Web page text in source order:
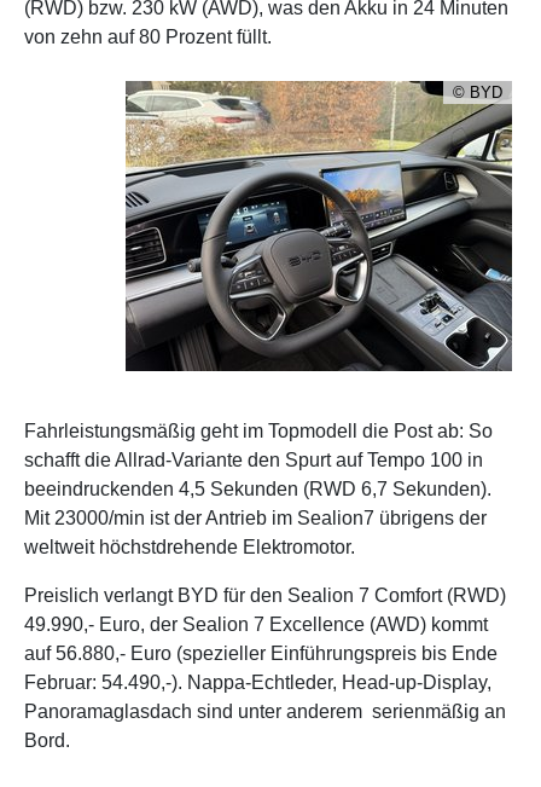
(RWD) bzw. 230 kW (AWD), was den Akku in 24 Minuten
von zehn auf 80 Prozent füllt.
© BYD
Fahrleistungsmäßig geht im Topmodell die Post ab: So
schafft die Allrad-Variante den Spurt auf Tempo 100 in
beeindruckenden 4,5 Sekunden (RWD 6,7 Sekunden).
Mit 23000/min ist der Antrieb im Sealion7 übrigens der
weltweit höchstdrehende Elektromotor.
Preislich verlangt BYD für den Sealion 7 Comfort (RWD)
49.990,- Euro, der Sealion 7 Excellence (AWD) kommt
auf 56.880,- Euro (spezieller Einführungspreis bis Ende
Februar: 54.490,-). Nappa-Echtleder, Head-up-Display,
Panoramaglasdach sind unter anderem serienmäßig an
Bord.